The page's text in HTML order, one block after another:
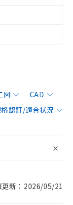
図
CAD
認証/適合状況
更新：2026/05/21